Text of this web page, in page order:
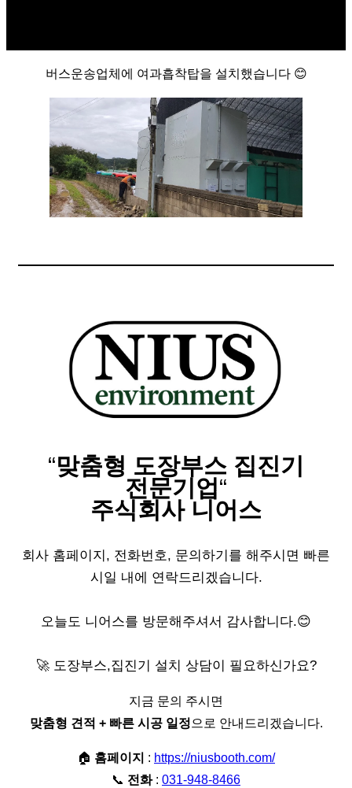
버스운송업체에 여과흡착탑을 설치했습니다 😊
“맞춤형 도장부스 집진기
전문기업“
주식회사 니어스
회사 홈페이지, 전화번호, 문의하기를 해주시면 빠른
시일 내에 연락드리겠습니다.
오늘도 니어스를 방문해주셔서 감사합니다.😊
🚀 도장부스,집진기 설치 상담이 필요하신가요?
지금 문의 주시면
맞춤형 견적 + 빠른 시공 일정으로 안내드리겠습니다.
🏠 홈페이지 : https://niusbooth.com/
📞 전화 : 031-948-8466